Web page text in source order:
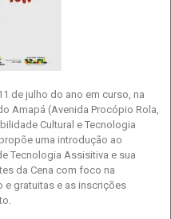
de julho do ano em curso, na
Amapá (Avenida Procópio Rola,
Cultural e Tecnologia
uma introdução ao
Tecnologia Assisitiva e sua
da Cena com foco na
e gratuitas e as inscrições